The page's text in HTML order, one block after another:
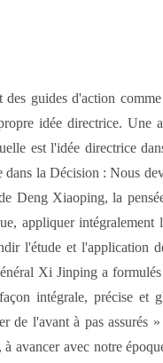
des guides d'action
idée directrice. Une
est l'idée directrice
dans la Décision : Nous
Deng Xiaoping, la
appliquer
l'étude et l'application
Xi Jinping a
intégrale, précise
de l'avant à pas assurés
avancer avec notre